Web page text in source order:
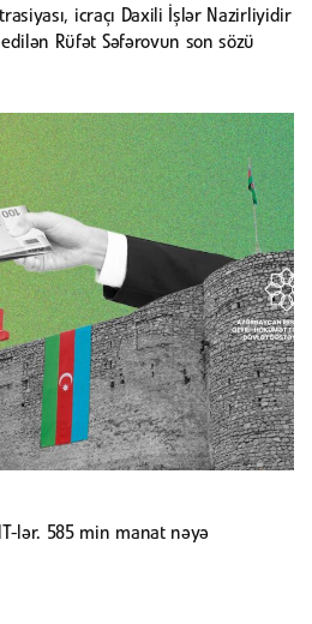
icraçı Daxili İşlər Nazirliyidir
Rüfət Səfərovun son sözü
lər. 585 min manat nəyə